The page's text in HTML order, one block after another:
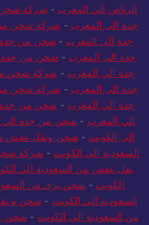
الرياض الي المغرب - شركة شحن
جدة الى المغرب - شركة شحن
جدة الى المغرب - شحن من جدة
جدة الى المغرب - شحن من جدة
جدة الي المغرب - شركة شحن
جدة الى المغرب - شركة شحن
جدة الي المغرب - شحن من جدة
الي المغرب - شحن من جدة الي
الى الكويت - شحن ونقل عفش
السعودية الى الكويت - شركة
نقل عفش من السعودية الي
الكويت - شحن بري من
السعودية الي الكويت - شحن و
من السعودية الي الكويت - شحن